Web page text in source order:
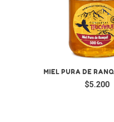
MIEL PURA DE
$5.200